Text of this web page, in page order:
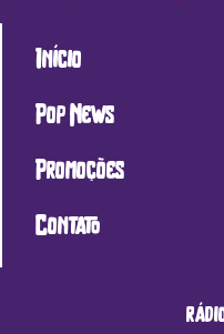
Início
Pop News
Promoções
Contato